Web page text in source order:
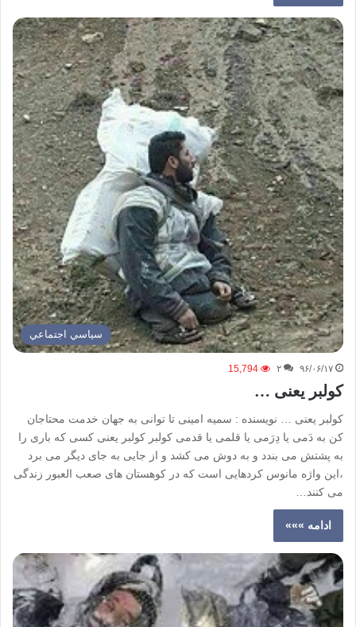
سياسي اجتماعي
۹۶/۰۶/۱۷ ۲ 15,794
کولبر یعنی …
کولبر یعنی … نویسنده : سمیه امینی تا توانی به جهان خدمت محتاجان
کن به دَمی یا دِرَمی یا قلمی یا قدمی کولبر کولبر یعنی کسی که باری را
به پشتش می بندد و به دوش می کشد و از جایی به جای دیگر می برد
،این واژه مانوس کردهایی است که در کوهستان های صعب العبور زندگی
می کنند…
ادامه »»»